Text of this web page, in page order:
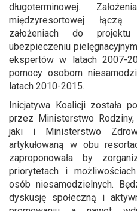
długoterminowej.
międzyresortowej
założeniach do
ubezpieczeniu
ekspertów w latach 2007-
pomocy osobom
latach 2010-2015.
Inicjatywa Koalicji została
przez Ministerstwo
jaki i Ministerstwo
artykułowaną w obu
zaproponowała by
priorytetach i
osób niesamodzielnych.
dyskusję społeczną i